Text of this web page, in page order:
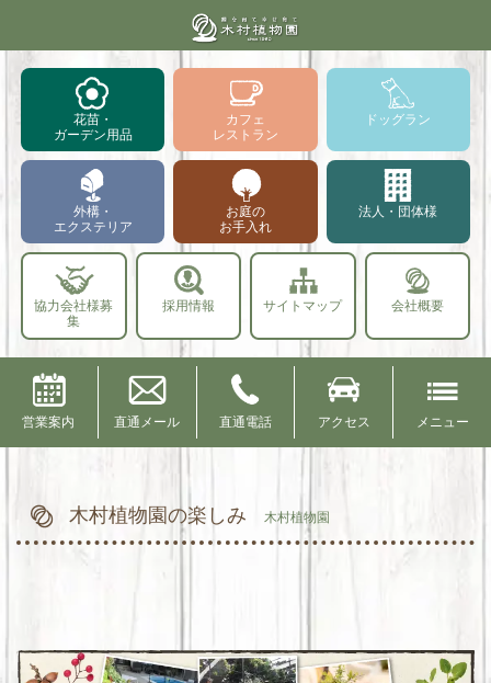
花苗・
ガーデン用品
カフェ
レストラン
ドッグラン
外構・
エクステリア
お庭の
お手入れ
法人・団体様
協力会社様募
集
採用情報 サイトマップ 会社概要
営業案内 直通メール 直通電話 アクセス メニュー
木村植物園の楽しみ 木村植物園